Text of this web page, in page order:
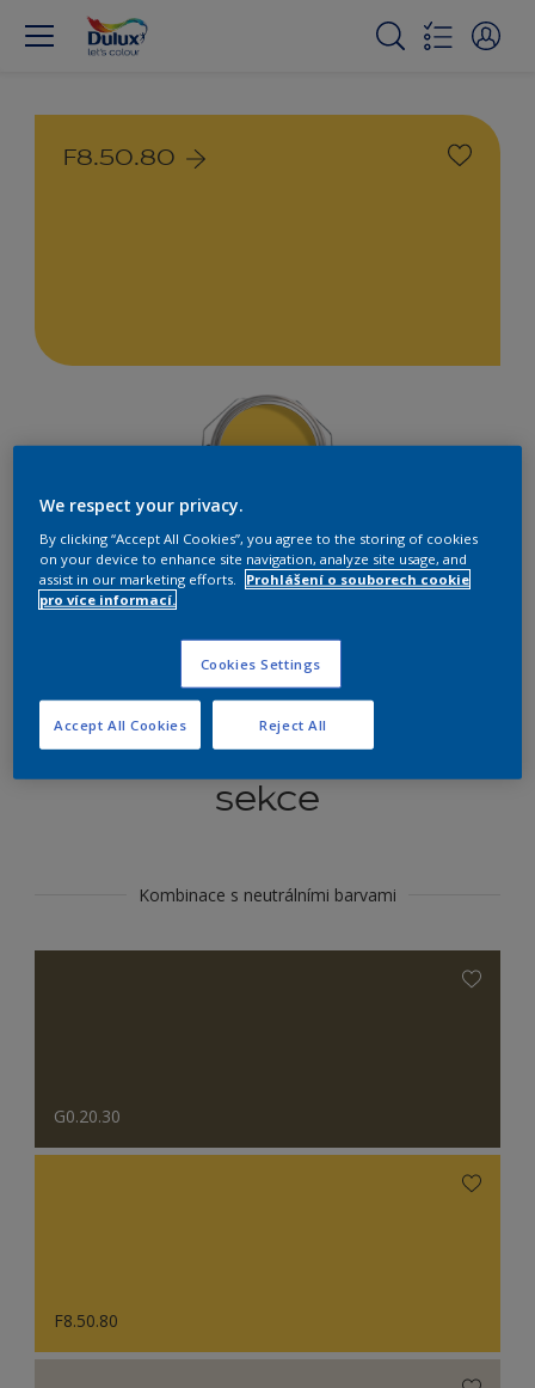
F8.50.80
Najít výrobek v tomto odstínu
Koordinovat barevné
sekce
Kombinace s neutrálními barvami
G0.20.30
F8.50.80
We respect your privacy.
By clicking “Accept All Cookies”, you agree to the storing of cookies
on your device to enhance site navigation, analyze site usage, and
assist in our marketing efforts.
Prohlášení o souborech cookie
pro více informací.
Cookies Settings
Reject All
Accept All Cookies